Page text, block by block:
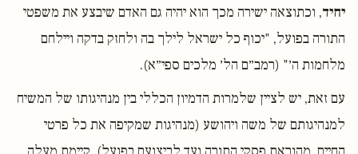
יחיד, וכתוצאה ישירה מכך הוא יהיה גם האדם שיבצע את משפטי
התורה בפועל, "יכוף כל ישראל לילך בה ולחזק בדקה ויילחם
מלחמות ה׳" (רמב״ם הל׳ מלכים ספי״א).
עם זאת, יש לציין שלמרות הדמיון הכללי בין מנהיגותו של המשיח
למנהיגותם של משה ויהושע (מנהיגות שמקיפה את כל פרטי